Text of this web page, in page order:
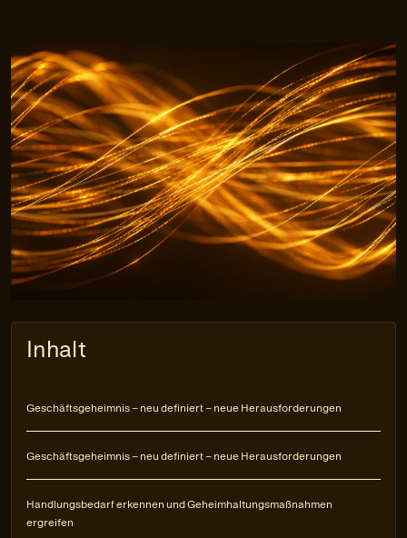
Inhalt
Geschäftsgeheimnis – neu definiert – neue Herausforderungen
Geschäftsgeheimnis – neu definiert – neue Herausforderungen
Handlungsbedarf erkennen und Geheimhaltungsmaßnahmen
ergreifen